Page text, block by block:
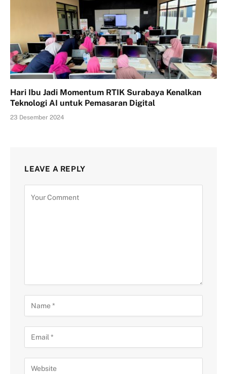
Hari Ibu Jadi Momentum RTIK Surabaya Kenalkan
Teknologi AI untuk Pemasaran Digital
23 Desember 2024
LEAVE A REPLY